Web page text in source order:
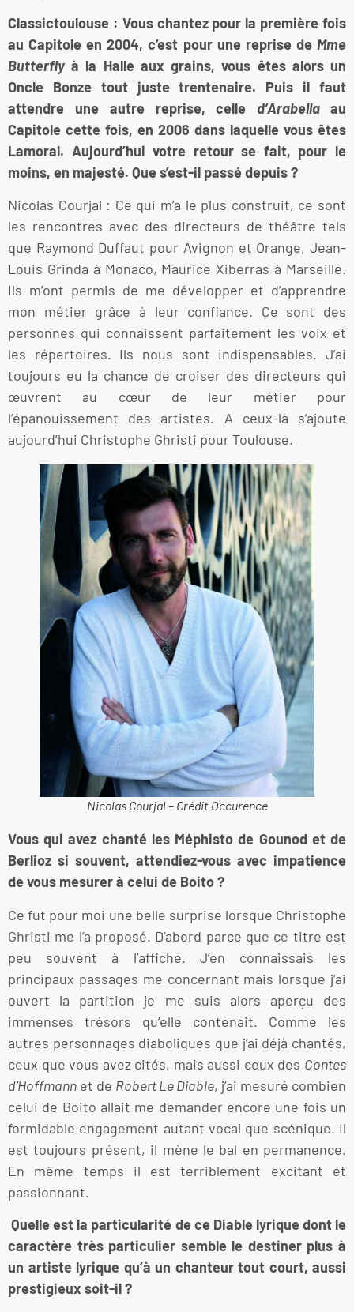
Classictoulouse : Vous chantez pour la première fois
au Capitole en 2004, c’est pour une reprise de Mme
Butterflyà la Halle aux grains, vous êtes alors un
Oncle Bonze tout juste trentenaire. Puis il faut
attendre une autre reprise, celle d’Arabellaau
Capitole cette fois, en 2006 dans laquelle vous êtes
Lamoral. Aujourd’hui votre retour se fait, pour le
moins, en majesté. Que s’est-il passé depuis ?
Nicolas Courjal : Ce qui m’a le plus construit, ce sont
les rencontres avec des directeurs de théâtre tels
que Raymond Duffaut pour Avignon et Orange, Jean-
Louis Grinda à Monaco, Maurice Xiberras à Marseille.
Ils m’ont permis de me développer et d’apprendre
mon métier grâce à leur confiance. Ce sont des
personnes qui connaissent parfaitement les voix et
les répertoires. Ils nous sont indispensables. J’ai
toujours eu la chance de croiser des directeurs qui
œuvrent au cœur de leur métier pour
l’épanouissement des artistes. A ceux-là s’ajoute
aujourd’hui Christophe Ghristi pour Toulouse.
Nicolas Courjal – Crédit Occurence
Vous qui avez chanté les Méphisto de Gounod et de
Berlioz si souvent, attendiez-vous avec impatience
de vous mesurer à celui de Boito ?
Ce fut pour moi une belle surprise lorsque Christophe
Ghristi me l’a proposé. D’abord parce que ce titre est
peu souvent à l’affiche. J’en connaissais les
principaux passages me concernant mais lorsque j’ai
ouvert la partition je me suis alors aperçu des
immenses trésors qu’elle contenait. Comme les
autres personnages diaboliques que j’ai déjà chantés,
ceux que vous avez cités, mais aussi ceux des Contes
d’Hoffmann et de Robert Le Diable, j’ai mesuré combien
celui de Boito allait me demander encore une fois un
formidable engagement autant vocal que scénique. Il
est toujours présent, il mène le bal en permanence.
En même temps il est terriblement excitant et
passionnant.
Quelle est la particularité de ce Diable lyrique dont le
caractère très particulier semble le destiner plus à
un artiste lyrique qu’à un chanteur tout court, aussi
prestigieux soit-il ?